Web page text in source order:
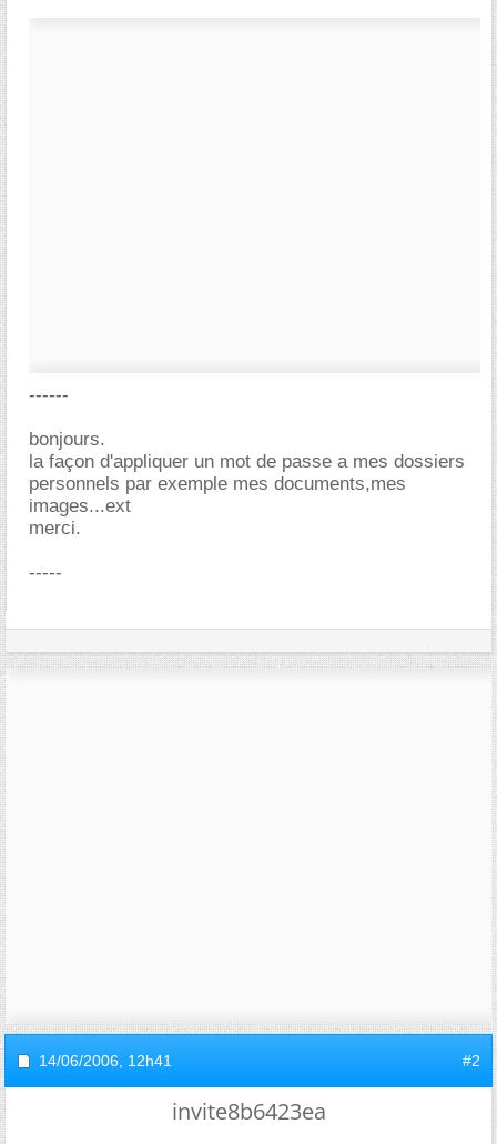
------
bonjours.
la façon d'appliquer un mot de passe a mes dossiers
personnels par exemple mes documents,mes
images...ext
merci.
-----
14/06/2006, 12h41 #2
invite8b6423ea